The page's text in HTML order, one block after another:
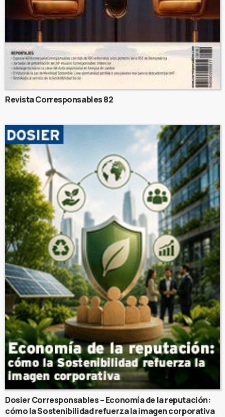
Revista Corresponsables 82
Dosier Corresponsables – Economía de la reputación:
cómo la Sostenibilidad refuerza la imagen corporativa